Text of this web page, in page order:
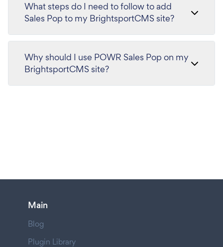
What steps do I need to follow to add
Sales Pop to my BrightsportCMS site?
Why should I use POWR Sales Pop on my
BrightsportCMS site?
Main
Blog
Plugin Library